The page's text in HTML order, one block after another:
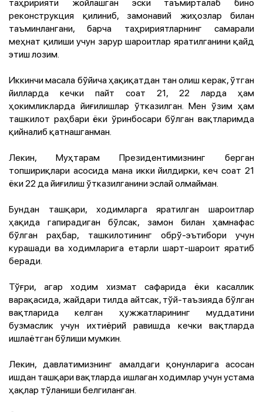
реконструкция қилиниб, замонавий жиҳозлар билан
таъминлангани, барча таҳририятларнинг самарали
меҳнат қилиши учун зарур шароитлар яратилганини қайд
этиш лозим.
Иккинчи масала бўйича ҳақиқатдан тан олиш керак, ўтган
йилларда кечки пайт соат 21, 22 ларда ҳам
ҳокимликларда йиғилишлар ўтказилган. Мен ўзим ҳам
ташкилот раҳбари ёки ўринбосари бўлган вақтларимда
қийналиб қатнашганман.
Лекин, Муҳтарам Президентимизнинг берган
топшириқлари асосида мана икки йилдирки, кеч соат 21
ёки 22 да йиғилиш ўтказилганини эслай олмайман.
Бундан ташқари, ходимларга яратилган шароитлар
ҳақида гапирадиган бўлсак, замон билан ҳамнафас
бўлган раҳбар, ташкилотининг обрў-эътибори учун
курашади ва ходимларига етарли шарт-шароит яратиб
беради.
Тўғри, агар ходим хизмат сафарида ёки касаллик
варақасида, жайдари тилда айтсак, тўй-таъзияда бўлган
вақтларида келган ҳужжатларининг муддатини
бузмаслик учун ихтиёрий равишда кечки вақтларда
ишлаётган бўлиши мумкин.
Лекин, давлатимизнинг амалдаги қонунларига асосан
ишдан ташқари вақтларда ишлаган ходимлар учун устама
ҳақлар тўланиши белгиланган.